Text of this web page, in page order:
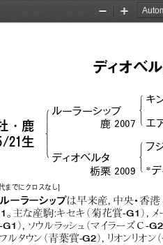
Zoom
Zoom
ディオベ
・鹿
21生
!
"
%
'
!
$
キ
ルーラーシップ
鹿 2007 エ
!
$
フ
ディオベルタ
栃栗 2009
*
までにクロスなし]
ルーラーシップは早来産，中央・香
。主な産駒：キセキ（菊花賞-G1 ），メ
-G1 ），ソウルラッシュ（マイラーズＣ -G2
ルタウン（青葉賞-G2 ），リオンリオン（